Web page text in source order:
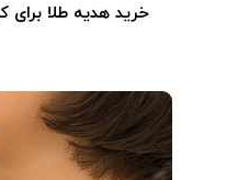
خرید هدیه طلا برای